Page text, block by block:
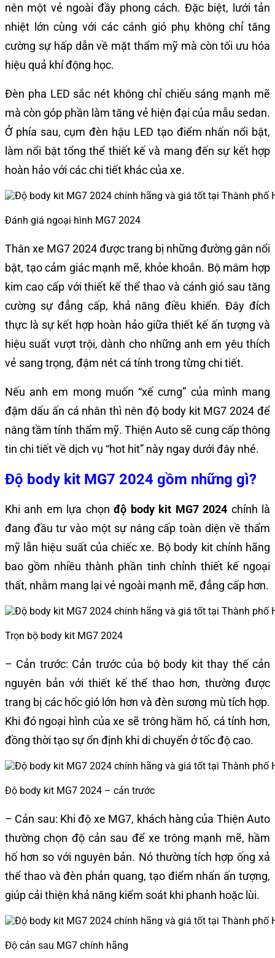
nên một vẻ ngoài đầy phong cách. Đặc biệt, lưới tản
nhiệt lớn cùng với các cánh gió phụ không chỉ tăng
cường sự hấp dẫn về mặt thẩm mỹ mà còn tối ưu hóa
hiệu quả khí động học.
Đèn pha LED sắc nét không chỉ chiếu sáng mạnh mẽ
mà còn góp phần làm tăng vẻ hiện đại của mẫu sedan.
Ở phía sau, cụm đèn hậu LED tạo điểm nhấn nổi bật,
làm nổi bật tổng thể thiết kế và mang đến sự kết hợp
hoàn hảo với các chi tiết khác của xe.
Đánh giá ngoại hình MG7 2024
Thân xe MG7 2024 được trang bị những đường gân nổi
bật, tạo cảm giác mạnh mẽ, khỏe khoắn. Bộ mâm hợp
kim cao cấp với thiết kế thể thao và cánh gió sau tăng
cường sự đẳng cấp, khả năng điều khiển. Đây đích
thực là sự kết hợp hoàn hảo giữa thiết kế ấn tượng và
hiệu suất vượt trội, dành cho những anh em yêu thích
vẻ sang trọng, đậm nét cá tính trong từng chi tiết.
Nếu anh em mong muốn “xế cưng” của mình mang
đậm dấu ấn cá nhân thì nên độ body kit MG7 2024 để
nâng tầm tính thẩm mỹ. Thiện Auto sẽ cung cấp thông
tin chi tiết về dịch vụ “hot hit” này ngay dưới đây nhé.
Độ body kit MG7 2024 gồm những gì?
Khi anh em lựa chọnđộ body kit MG7 2024 chính là
đang đầu tư vào một sự nâng cấp toàn diện về thẩm
mỹ lẫn hiệu suất của chiếc xe. Bộ body kit chính hãng
bao gồm nhiều thành phần tinh chỉnh thiết kế ngoại
thất, nhằm mang lại vẻ ngoài mạnh mẽ, đẳng cấp hơn.
Trọn bộ body kit MG7 2024
– Cản trước: Cản trước của bộ body kit thay thế cản
nguyên bản với thiết kế thể thao hơn, thường được
trang bị các hốc gió lớn hơn và đèn sương mù tích hợp.
Khi đó ngoại hình của xe sẽ trông hầm hố, cá tính hơn,
đồng thời tạo sự ổn định khi di chuyển ở tốc độ cao.
Độ body kit MG7 2024 – cản trước
– Cản sau: Khi độ xe MG7, khách hàng của Thiện Auto
thường chọn độ cản sau để xe trông mạnh mẽ, hầm
hố hơn so với nguyên bản. Nó thường tích hợp ống xả
thể thao và đèn phản quang, tạo điểm nhấn ấn tượng,
giúp cải thiện khả năng kiểm soát khi phanh hoặc lùi.
Độ cản sau MG7 chính hãng